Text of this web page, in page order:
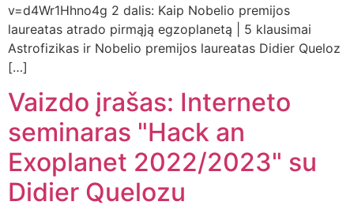
v=d4Wr1Hhno4g 2 dalis: Kaip Nobelio premijos
laureatas atrado pirmąją egzoplanetą | 5 klausimai
Astrofizikas ir Nobelio premijos laureatas Didier Queloz
[…]
Vaizdo įrašas: Interneto
seminaras "Hack an
Exoplanet 2022/2023" su
Didier Quelozu